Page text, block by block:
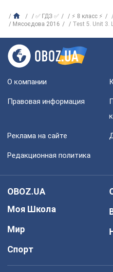
✅ ГДЗ ✅ ⚡ 8 класс ⚡
Мясоєдова 2016
Test 5. Unit 3.
О компании
Правовая информация
Реклама на сайте
Редакционная политика
OBOZ.UA
Моя Школа
Мир
Спорт